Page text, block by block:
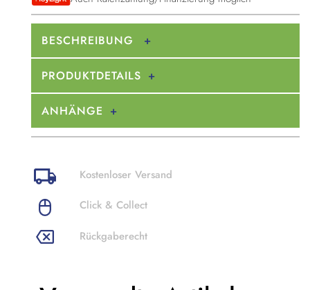
BESCHREIBUNG
PRODUKTDETAILS
ANHÄNGE
Kostenloser Versand
Click & Collect
Rückgaberecht